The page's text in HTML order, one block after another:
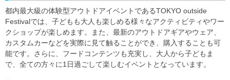
都内最大級の体験型アウトドアイベントであるTOKYO outside
Festivalでは、子どもも大人も楽しめる様々なアクティビティやワー
クショップが楽しめます。また、最新のアウトドアギアやウェア、
カスタムカーなどを実際に見て触ることができ、購入することも可
能です。さらに、フードコンテンツも充実し、大人から子どもま
で、全ての方々に1日過ごして楽しむイベントとなっています。